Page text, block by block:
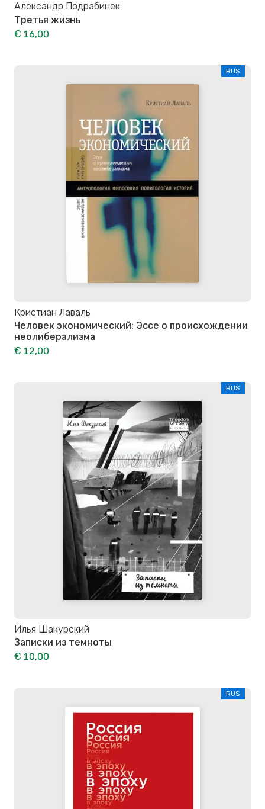
Александр Подрабинек
Третья жизнь
€ 16,00
RUS
Кристиан Лаваль
Человек экономический: Эссе о происхождении
неолиберализма
€ 12,00
RUS
Илья Шакурский
Записки из темноты
€ 10,00
RUS